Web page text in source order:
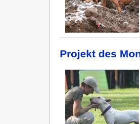
Projekt des